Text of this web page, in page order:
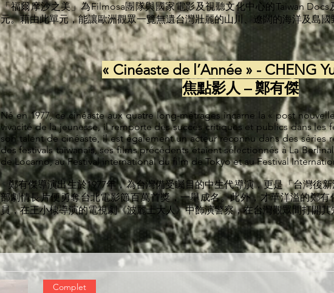
「福爾摩沙之美」為Filmosa團隊與國家電影及視聽文化中心的Taiwan
元。藉由此單元，能讓歐洲觀眾一覽無遺台灣壯麗的山川、遼闊的海洋及島國
« Cinéaste de l’Année » - CHENG
焦點影人 – 鄭有傑
Né en 1977, ce cinéaste aux quatre long-métrages incarne la « post
vivacité de la jeunesse, il remporte des succès critiques et publics dans les
son talent de cinéaste, il est également un acteur reconnu dans des séries
des festivals taïwanais, ses films précédents étaient sélectionnés à La
de Locarno, au Festival international du film de Tokyo et au Festival
鄭有傑導演出生於1977年，為台灣備受矚目的中生代導演，更是「台灣後
部劇情長片便勇奪台北電影節百萬首獎，一舉成名。此外，才華洋溢的鄭
員，在王小棣導演的電視劇《波麗士大人》中飾演警察，在台灣觀眾間打開其
Complet